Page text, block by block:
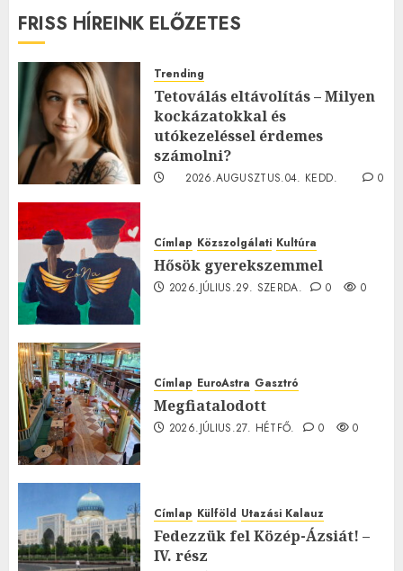
FRISS HÍREINK ELŐZETES
Trending
Tetoválás eltávolítás – Milyen
kockázatokkal és
utókezeléssel érdemes
számolni?
2026.AUGUSZTUS.04. KEDD.
0
Címlap Közszolgálati Kultúra
Hősök gyerekszemmel
2026.JÚLIUS.29. SZERDA. 0 0
Címlap EuroAstra Gasztró
Megfiatalodott
2026.JÚLIUS.27. HÉTFŐ. 0 0
Címlap Külföld Utazási Kalauz
Fedezzük fel Közép-Ázsiát! –
IV. rész